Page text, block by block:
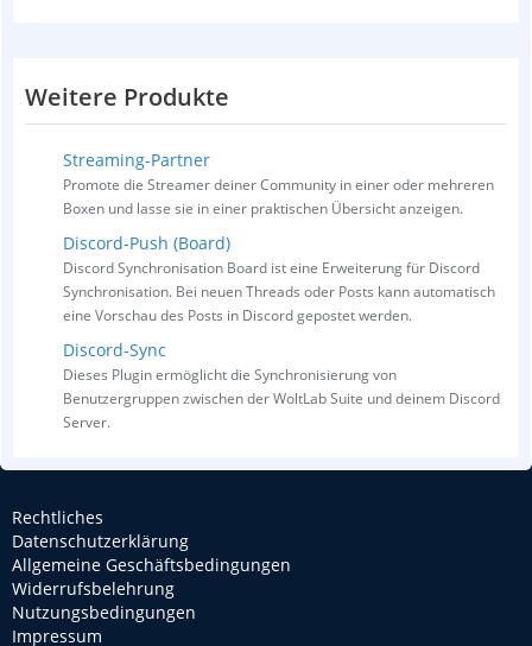
Weitere Produkte
Streaming-Partner
Promote die Streamer deiner Community in einer oder mehreren
Boxen und lasse sie in einer praktischen Übersicht anzeigen.
Discord-Push (Board)
Discord Synchronisation Board ist eine Erweiterung für Discord
Synchronisation. Bei neuen Threads oder Posts kann automatisch
eine Vorschau des Posts in Discord gepostet werden.
Discord-Sync
Dieses Plugin ermöglicht die Synchronisierung von
Benutzergruppen zwischen der WoltLab Suite und deinem Discord
Server.
Rechtliches
Datenschutzerklärung
Allgemeine Geschäftsbedingungen
Widerrufsbelehrung
Nutzungsbedingungen
Impressum